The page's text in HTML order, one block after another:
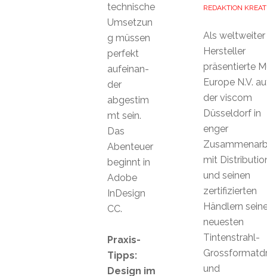
REDAKTION
Als weltweiter
Hersteller
präsentierte
Europe N.V.
der viscom
Düsseldorf in
enger
mit
und seinen
zertifizierten
Händlern
neuesten
Tintenstrahl-
und
technische
Umsetzun
g müssen
perfekt
aufeinan-
der
abgestim
mt sein.
Das
Abenteuer
beginnt in
Adobe
InDesign
CC.
Praxis-
Tipps:
Design im